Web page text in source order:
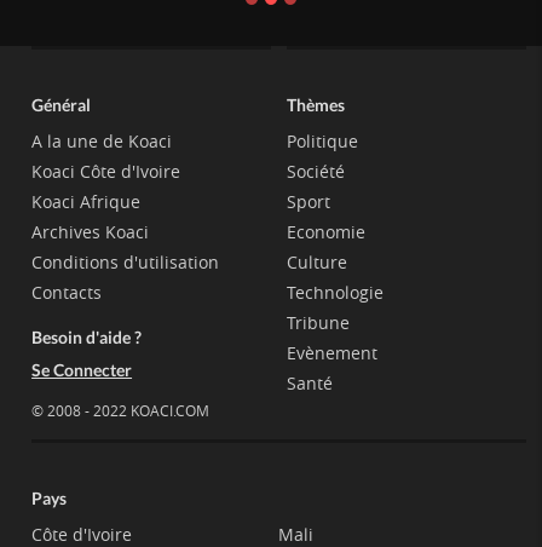
Général
A la une de Koaci
Koaci Côte d'Ivoire
Koaci Afrique
Archives Koaci
Conditions d'utilisation
Contacts
Besoin d'aide ?
Se Connecter
© 2008 - 2022 KOACI.COM
Thèmes
Politique
Société
Sport
Economie
Culture
Technologie
Tribune
Evènement
Santé
Pays
Côte d'Ivoire
Mali